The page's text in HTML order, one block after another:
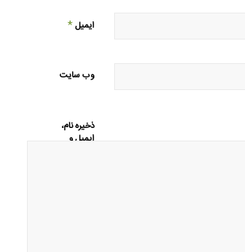
ایمیل*
وب‌ سایت
ذخیره نام،
ایمیل و